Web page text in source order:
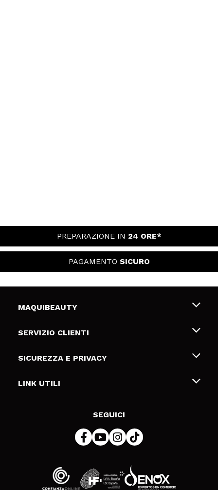
PREPARAZIONE IN 24 ORE*
PAGAMENTO SICURO
MAQUIBEAUTY
Chi siamo
Gift Cards
SERVIZIO CLIENTI
Spedizioni & Resi
Metodi di pagamamento
SICUREZZA E PRIVACY
Termini e condizioni
LINK UTILI
SEGUICI